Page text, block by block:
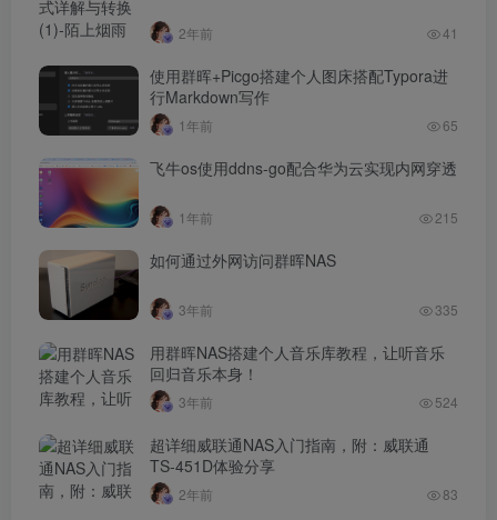
2年前 41
使用群晖+Picgo搭建个人图床搭配Typora进
行Markdown写作
1年前 65
飞牛os使用ddns-go配合华为云实现内网穿透
1年前 215
如何通过外网访问群晖NAS
3年前 335
用群晖NAS搭建个人音乐库教程，让听音乐
回归音乐本身！
3年前 524
超详细威联通NAS入门指南，附：威联通
TS-451D体验分享
2年前 83